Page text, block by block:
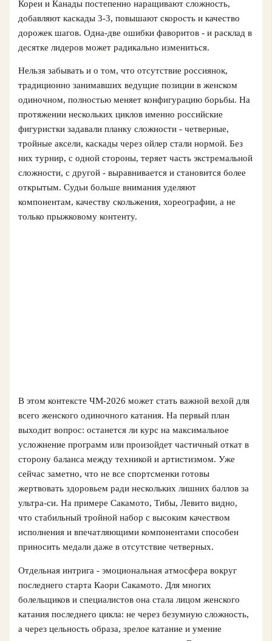
Кореи и Канады постепенно наращивают сложность,
добавляют каскады 3-3, повышают скорость и качество
дорожек шагов. Одна‑две ошибки фаворитов - и расклад в
десятке лидеров может радикально измениться.
Нельзя забывать и о том, что отсутствие россиянок,
традиционно занимавших ведущие позиции в женском
одиночном, полностью меняет конфигурацию борьбы. На
протяжении нескольких циклов именно российские
фигуристки задавали планку сложности - четверные,
тройные аксели, каскады через ойлер стали нормой. Без
них турнир, с одной стороны, теряет часть экстремальной
сложности, с другой - выравнивается и становится более
открытым. Судьи больше внимания уделяют
компонентам, качеству скольжения, хореографии, а не
только прыжковому контенту.
В этом контексте ЧМ‑2026 может стать важной вехой для
всего женского одиночного катания. На первый план
выходит вопрос: останется ли курс на максимальное
усложнение программ или произойдет частичный откат в
сторону баланса между техникой и артистизмом. Уже
сейчас заметно, что не все спортсменки готовы
жертвовать здоровьем ради нескольких лишних баллов за
ультра‑си. На примере Сакамото, Тибы, Левито видно,
что стабильный тройной набор с высоким качеством
исполнения и впечатляющими компонентами способен
приносить медали даже в отсутствие четверных.
Отдельная интрига - эмоциональная атмосфера вокруг
последнего старта Каори Сакамото. Для многих
болельщиков и специалистов она стала лицом женского
катания последнего цикла: не через безумную сложность,
а через цельность образа, зрелое катание и умение